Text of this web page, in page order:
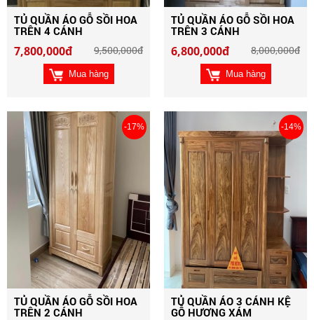
TỦ QUẦN ÁO GỖ SỒI HOA
TRÊN 4 CÁNH
7,800,000đ 9,500,000đ
Mua hàng
TỦ QUẦN ÁO GỖ SỒI HOA
TRÊN 3 CÁNH
6,800,000đ 8,000,000đ
Mua hàng
-17%
TỦ QUẦN ÁO GỖ SỒI HOA
TRÊN 2 CÁNH
-14%
TỦ QUẦN ÁO 3 CÁNH KỆ
GỖ HƯƠNG XÁM